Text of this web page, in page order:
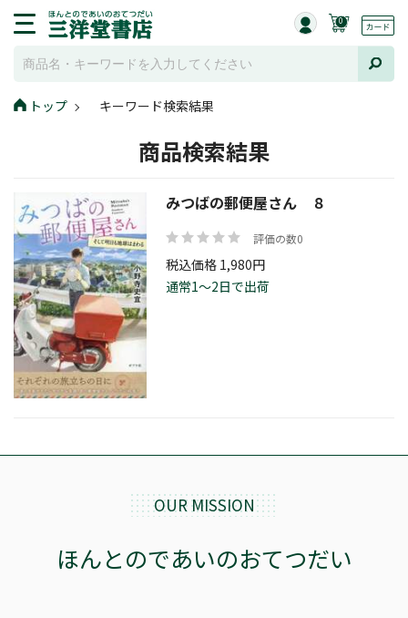
0
トップ キーワード検索結果
商品検索結果
みつばの郵便屋さん ８
評価の数0
税込価格 1,980円
通常1～2日で出荷
OUR MISSION
ほんとのであいのおてつだい